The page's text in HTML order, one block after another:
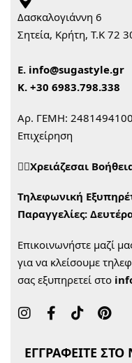
Δασκαλογιάννη 6
Σητεία, Κρήτη, Τ.Κ 72
Ε. info@sugastyle.gr
Κ. +30 6983.798.338
Αρ. ΓΕΜΗ:
Επιχείρηση
🙋‍♀️Χρειάζεσαι
Τηλεφωνική
Παραγγελίες:
Επικοινωνήστε μαζί
για να κλείσουμε
σας εξυπηρετεί στο
ΕΓΓΡΑΦΕΙΤΕ ΣΤΟ